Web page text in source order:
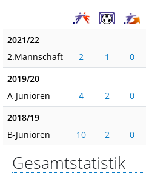
2021/22
2.Mannschaft
2 1 0
2019/20
A-Junioren
4 2 0
2018/19
B-Junioren
10 2 0
Gesamtstatistik